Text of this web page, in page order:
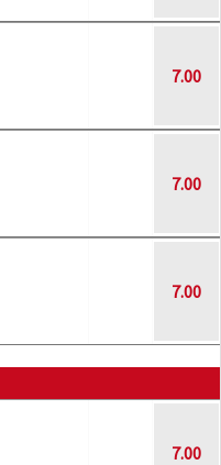
7.00
7.00
7.00
7.00